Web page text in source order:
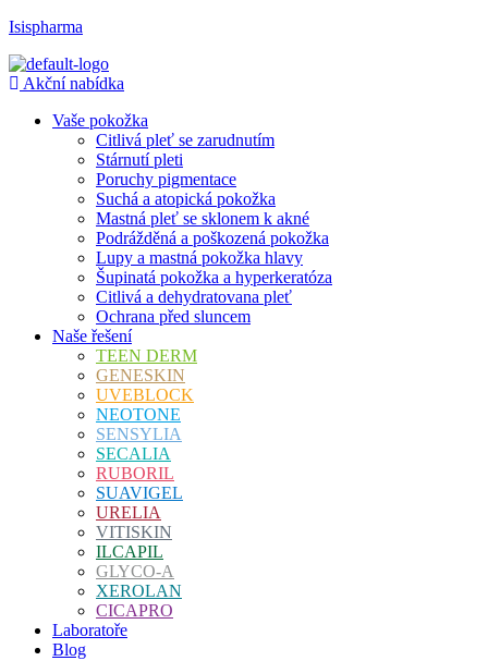
Isispharma
Akční nabídka
Vaše pokožka
Citlivá pleť se zarudnutím
Stárnutí pleti
Poruchy pigmentace
Suchá a atopická pokožka
Mastná pleť se sklonem k akné
Podrážděná a poškozená pokožka
Lupy a mastná pokožka hlavy
Šupinatá pokožka a hyperkeratóza
Citlivá a dehydratovana pleť
Ochrana před sluncem
Naše řešení
TEEN DERM
GENESKIN
UVEBLOCK
NEOTONE
SENSYLIA
SECALIA
RUBORIL
SUAVIGEL
URELIA
VITISKIN
ILCAPIL
GLYCO-A
XEROLAN
CICAPRO
Laboratoře
Blog